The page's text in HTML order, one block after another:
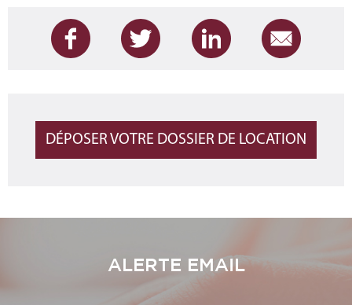
DÉPOSER VOTRE DOSSIER DE LOCATION
ALERTE EMAIL